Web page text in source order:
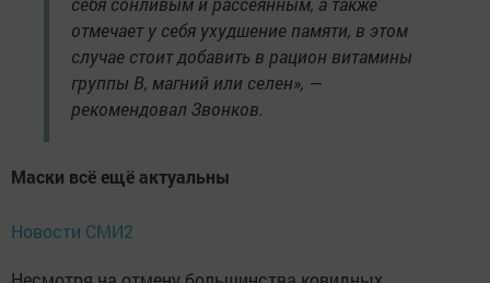
отмечает у себя ухудшение памяти, в этом
случае стоит добавить в рацион витамины
группы В, магний или селен», —
рекомендовал Звонков.
Маски всё ещё актуальны
Новости СМИ2